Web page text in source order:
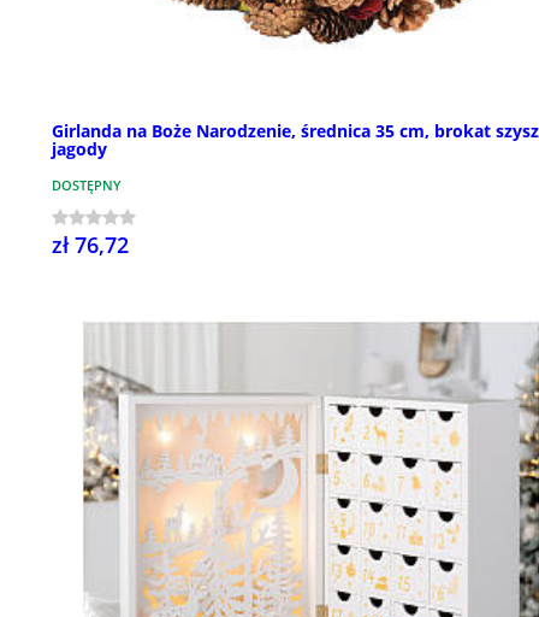
Girlanda na Boże Narodzenie, średnica 35 cm, brokat
jagody
DOSTĘPNY
zł 76,72